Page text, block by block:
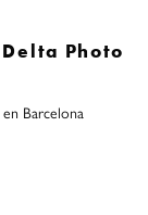
Photo
Barcelona